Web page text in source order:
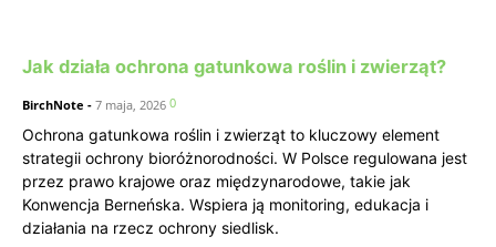
Jak działa ochrona gatunkowa roślin i zwierząt?
BirchNote - 7 maja, 2026 0
Ochrona gatunkowa roślin i zwierząt to kluczowy element
strategii ochrony bioróżnorodności. W Polsce regulowana jest
przez prawo krajowe oraz międzynarodowe, takie jak
Konwencja Berneńska. Wspiera ją monitoring, edukacja i
działania na rzecz ochrony siedlisk.